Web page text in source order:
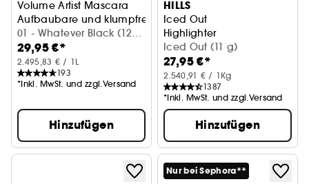
Volume Artist Mascara
Aufbaubare und klumpfreie Volumen-Mascara
01 - Whatever Black (12
ml)
29,95 €*
2.495,83 € / 1L
193
*Inkl. MwSt. und zzgl.Versand
Hinzufügen
HILLS
Iced Out
Highlighter
Iced Out (11 g)
27,95 €*
2.540,91 € / 1Kg
1387
*Inkl. MwSt. und zzgl.Versand
Hinzufügen
Nur bei Sephora**